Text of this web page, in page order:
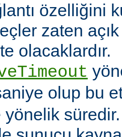
özelliğini
zaten
olacaklardır.
olup bu
yönelik